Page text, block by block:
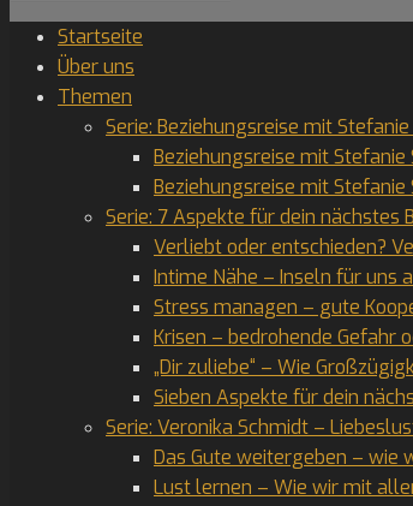
for:
Startseite
Über uns
Themen
Serie: Beziehungsreise mit
Beziehungsreise mit
Beziehungsreise mit
Serie: 7 Aspekte für dein nächstes
Verliebt oder entschieden?
Intime Nähe – Inseln für uns
Stress managen – gute
Krisen – bedrohende Gefahr
„Dir zuliebe“ – Wie
Sieben Aspekte für dein
Serie: Veronika Schmidt –
Das Gute weitergeben – wie
Lust lernen – Wie wir mit